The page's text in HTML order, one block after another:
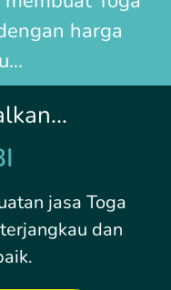
harga
jasa Toga
dan